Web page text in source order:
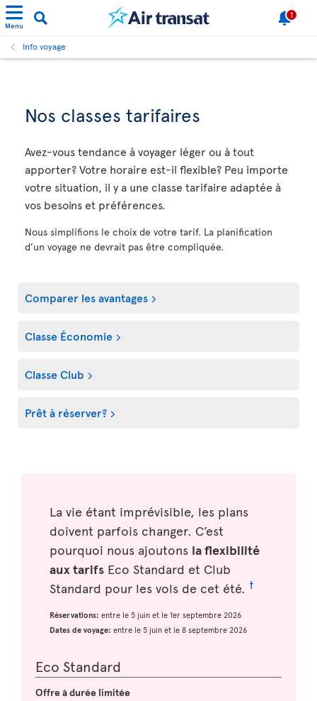
Menu
1
Info voyage
Nos classes tarifaires
Avez-vous tendance à voyager léger ou à tout
apporter? Votre horaire est-il flexible? Peu importe
votre situation, il y a une classe tarifaire adaptée à
vos besoins et préférences.
Nous simplifions le choix de votre tarif. La planification
d’un voyage ne devrait pas être compliquée.
Comparer les avantages
Classe Économie
Classe Club
Prêt à réserver?
La vie étant imprévisible, les plans
doivent parfois changer. C’est
pourquoi nous ajoutons la flexibilité
aux tarifs Eco Standard et Club
Standard pour les vols de cet été. †
Réservations: entre le 5 juin et le 1er septembre 2026
Dates de voyage: entre le 5 juin et le 8 septembre 2026
Eco Standard
Offre à durée limitée